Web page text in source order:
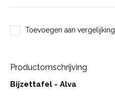
Toevoegen aan vergelijking
Productomschrijving
Bijzettafel - Alva